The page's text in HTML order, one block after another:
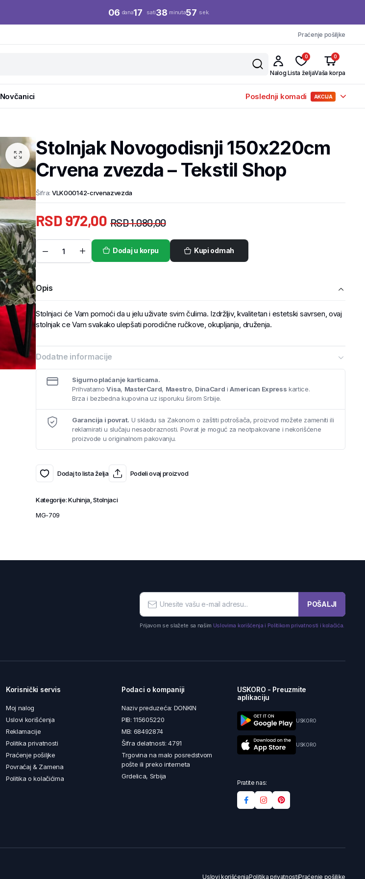
06 dana17 sati38 minuta56 sek.
Praćenje pošiljke
Nalog
0
Lista želja
0
Vaša korpa
Novčanici Poslednji komadi AKCIJA
Stolnjak Novogodisnji 150x220cm
Crvena zvezda – Tekstil Shop
Šifra: VLK000142-crvenazvezda
RSD1.080,00
RSD972,00
Dodaj u korpu Kupi odmah
Opis
Stolnjaci će Vam pomoći da u jelu uživate svim čulima. Izdržljiv, kvalitetan i estetski savrsen, ovaj
stolnjak ce Vam svakako ulepšati porodične ručkove, okupljanja, druženja.
Dodatne informacije
Sigurno plaćanje karticama.
PrihvatamoVisa, MasterCard, Maestro, DinaCard iAmerican Express kartice.
Brza i bezbedna kupovina uz isporuku širom Srbije.
Garancija i povrat. U skladu sa Zakonom o zaštiti potrošača, proizvod možete zameniti ili
reklamirati u slučaju nesaobraznosti. Povrat je moguć za neotpakovane i nekorišćene
proizvode u originalnom pakovanju.
Dodaj to lista želja Podeli ovaj proizvod
Kategorije:Kuhinja,Stolnjaci
MG-709
POŠALJI
Prijavom se slažete sa našim Uslovima korišćenja i Politikom privatnosti i kolačića.
Korisnički servis
Moj nalog
Uslovi korišćenja
Reklamacije
Politika privatnosti
Praćenje pošiljke
Povraćaj & Zamena
Politika o kolačićima
Podaci o kompaniji
Naziv preduzeća: DONKIN
PIB: 115605220
MB: 68492874
Šifra delatnosti: 4791
Trgovina na malo posredstvom
pošte ili preko interneta
Grdelica, Srbija
USKORO - Preuzmite
aplikaciju
USKORO
USKORO
Pratite nas:
Uslovi korišćenjaPolitika privatnostiPraćenje pošiljke